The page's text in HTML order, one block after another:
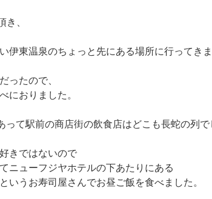
き、
伊東温泉のちょっと先にある場所に行ってきま
ったので、
におりました。
って駅前の商店街の飲食店はどこも長蛇の列で
きではないので
ニューフジヤホテルの下あたりにある
いうお寿司屋さんでお昼ご飯を食べました。